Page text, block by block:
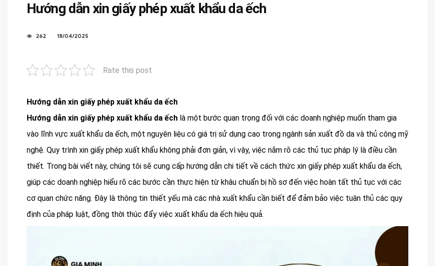
Hướng dẫn xin giấy phép xuất khẩu da ếch
262 18/04/2025
Rate this post
Hướng dẫn xin giấy phép xuất khẩu da ếch
Hướng dẫn xin giấy phép xuất khẩu da ếch là một bước quan trọng đối với các doanh nghiệp muốn tham gia
vào lĩnh vực xuất khẩu da ếch, một nguyên liệu có giá trị sử dụng cao trong ngành sản xuất đồ da và thủ công mỹ
nghệ. Quy trình xin giấy phép xuất khẩu không phải đơn giản, vì vậy, việc nắm rõ các thủ tục pháp lý là điều cần
thiết. Trong bài viết này, chúng tôi sẽ cung cấp hướng dẫn chi tiết về cách thức xin giấy phép xuất khẩu da ếch,
giúp các doanh nghiệp hiểu rõ các bước cần thực hiện từ khâu chuẩn bị hồ sơ đến việc hoàn tất thủ tục với các
cơ quan chức năng. Đây là thông tin thiết yếu mà các nhà xuất khẩu cần biết để đảm bảo việc tuân thủ các quy
định của pháp luật, đồng thời thúc đẩy việc xuất khẩu da ếch hiệu quả.